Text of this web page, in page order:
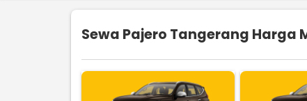
Sewa Pajero Tangerang Harga